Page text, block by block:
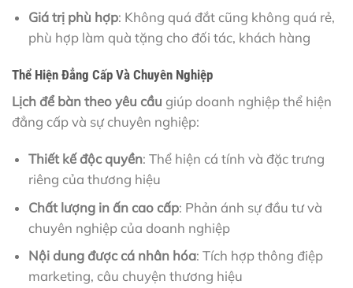
Giá trị phù hợp: Không quá đắt cũng không quá rẻ,
phù hợp làm quà tặng cho đối tác, khách hàng
Thể Hiện Đẳng Cấp Và Chuyên Nghiệp
Lịch để bàn theo yêu cầu giúp doanh nghiệp thể hiện
đẳng cấp và sự chuyên nghiệp:
Thiết kế độc quyền: Thể hiện cá tính và đặc trưng
riêng của thương hiệu
Chất lượng in ấn cao cấp: Phản ánh sự đầu tư và
chuyên nghiệp của doanh nghiệp
Nội dung được cá nhân hóa: Tích hợp thông điệp
marketing, câu chuyện thương hiệu